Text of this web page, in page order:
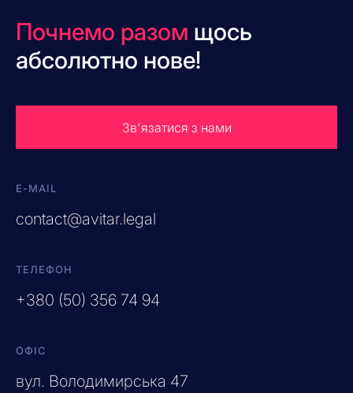
Почнемо разом щось
абсолютно нове!
Зв'язатися з нами
E-MAIL
contact@avitar.legal
ТЕЛЕФОН
+380 (50) 356 74 94
ОФІС
вул. Володимирська 47